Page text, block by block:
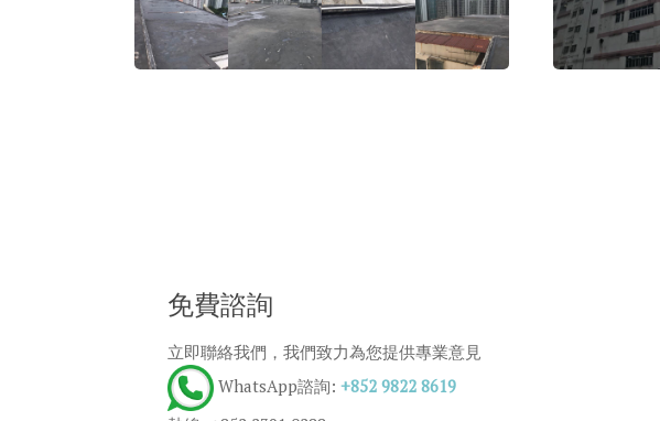
免費諮詢
立即聯絡我們，我們致力為您提供專業意見
WhatsApp諮詢: +852 9822 8619